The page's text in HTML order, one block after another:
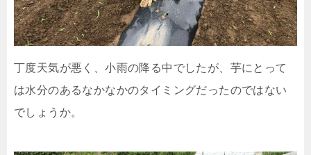
丁度天気が悪く、小雨の降る中でしたが、芋にとって
は水分のあるなかなかのタイミングだったのではない
でしょうか。